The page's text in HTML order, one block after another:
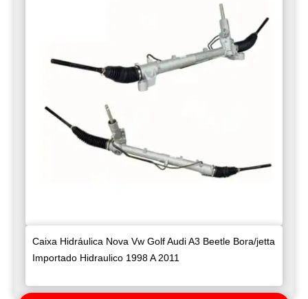
Caixa Hidráulica Nova Vw Golf Audi A3 Beetle Bora/jetta
Importado Hidraulico 1998 A 2011